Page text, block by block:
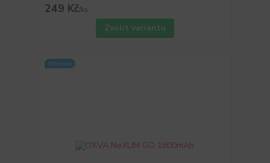
249 Kč/ks
Zvolit variantu
Novinka